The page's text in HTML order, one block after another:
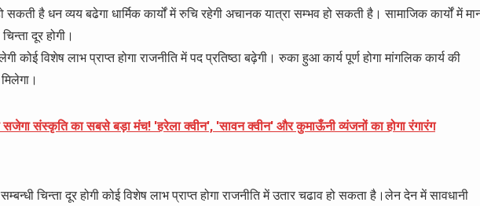
सकती है धन व्यय बढेगा धार्मिक कार्यों में रुचि रहेगी अचानक यात्रा सम्भव हो सकती है। सामाजिक कार्यों में
दूर होगी।
कोई विशेष लाभ प्राप्त होगा राजनीति में पद प्रतिष्ठा बढ़ेगी। रुका हुआ कार्य पूर्ण होगा मांगलिक कार्य की
सजेगा संस्कृति का सबसे बड़ा मंच! 'हरेला क्वीन', 'सावन क्वीन' और कुमाऊँनी व्यंजनों का होगा रंगारंग
चिन्ता दूर होगी कोई विशेष लाभ प्राप्त होगा राजनीति में उतार चढाव हो सकता है।लेन देन में सावधानी